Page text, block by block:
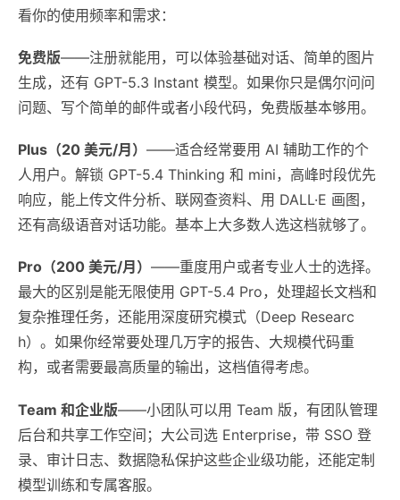
看你的使用频率和需求：
免费版——注册就能用，可以体验基础对话、简单的图片
生成，还有 GPT-5.3 Instant 模型。如果你只是偶尔问问
问题、写个简单的邮件或者小段代码，免费版基本够用。
Plus（20 美元/月） ——适合经常要用 AI 辅助工作的个
人用户。解锁 GPT-5.4 Thinking 和 mini，高峰时段优先
响应，能上传文件分析、联网查资料、用 DALL·E 画图，
还有高级语音对话功能。基本上大多数人选这档就够了。
Pro（200 美元/月） ——重度用户或者专业人士的选择。
最大的区别是能无限使用 GPT-5.4 Pro，处理超长文档和
复杂推理任务，还能用深度研究模式（Deep Researc
h）。如果你经常要处理几万字的报告、大规模代码重
构，或者需要最高质量的输出，这档值得考虑。
Team 和企业版——小团队可以用 Team 版，有团队管理
后台和共享工作空间；大公司选 Enterprise，带 SSO 登
录、审计日志、数据隐私保护这些企业级功能，还能定制
模型训练和专属客服。